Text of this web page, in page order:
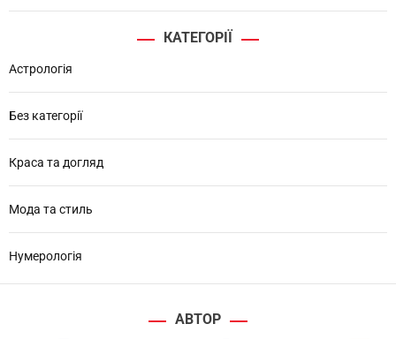
КАТЕГОРІЇ
Астрологія
Без категорії
Краса та догляд
Мода та стиль
Нумерологія
АВТОР